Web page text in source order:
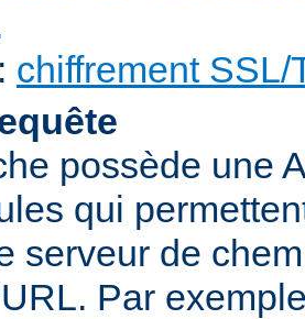
chiffrement SSL/
possède une
qui
serveur de
Par